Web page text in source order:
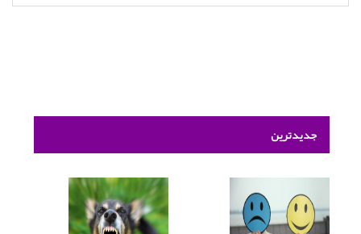
جدیدترین